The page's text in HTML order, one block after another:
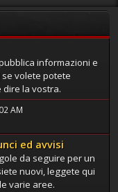
informazioni e
se volete potete
dire la vostra.
AM
ed avvisi
da seguire per un
nuovi, leggete qui
varie aree.